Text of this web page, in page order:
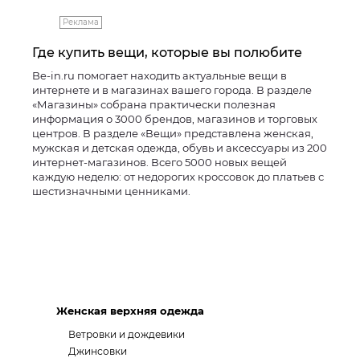
Реклама
Где купить вещи, которые вы полюбите
Be-in.ru помогает находить актуальные вещи в
интернете и в магазинах вашего города. В разделе
«Магазины» собрана практически полезная
информация о 3000 брендов, магазинов и торговых
центров. В разделе «Вещи» представлена женская,
мужская и детская одежда, обувь и аксессуары из 200
интернет-магазинов. Всего 5000 новых вещей
каждую неделю: от недорогих кроссовок до платьев с
шестизначными ценниками.
Женская верхняя одежда
Ветровки и дождевики
Джинсовки